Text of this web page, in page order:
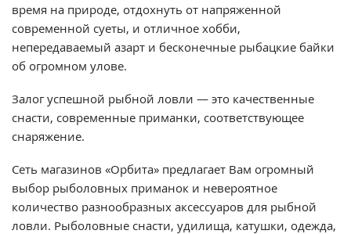
время на природе, отдохнуть от напряженной
современной суеты, и отличное хобби,
непередаваемый азарт и бесконечные рыбацкие байки
об огромном улове.
Залог успешной рыбной ловли — это качественные
снасти, современные приманки, соответствующее
снаряжение.
Сеть магазинов «Орбита» предлагает Вам огромный
выбор рыболовных приманок и невероятное
количество разнообразных аксессуаров для рыбной
ловли. Рыболовные снасти, удилища, катушки, одежда,